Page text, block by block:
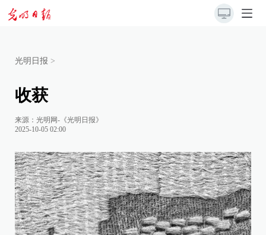
光明日报 >
收获
来源： 光明网-《光明日报》
2025-10-05 02:00